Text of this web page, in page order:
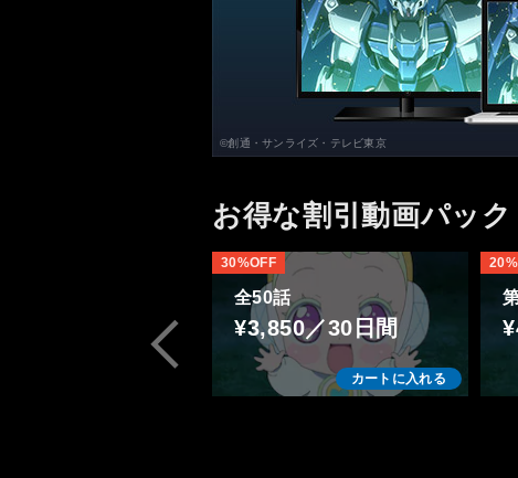
©創通・サンライズ・テレビ東京
お得な割引動画パック
全50話
¥3,850／30日間
カートに入れる
30%OFF